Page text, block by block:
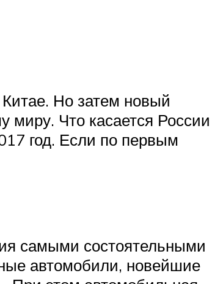
Но затем новый
миру. Что касается России
год. Если по первым
самыми состоятельными
автомобили, новейшие